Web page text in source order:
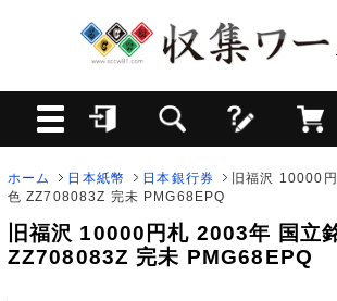
ホーム 日本紙幣 日本銀行券
旧福沢 10000
色 ZZ708083Z 完未 PMG68EPQ
旧福沢 10000円札 2003年 国立
ZZ708083Z 完未 PMG68EPQ